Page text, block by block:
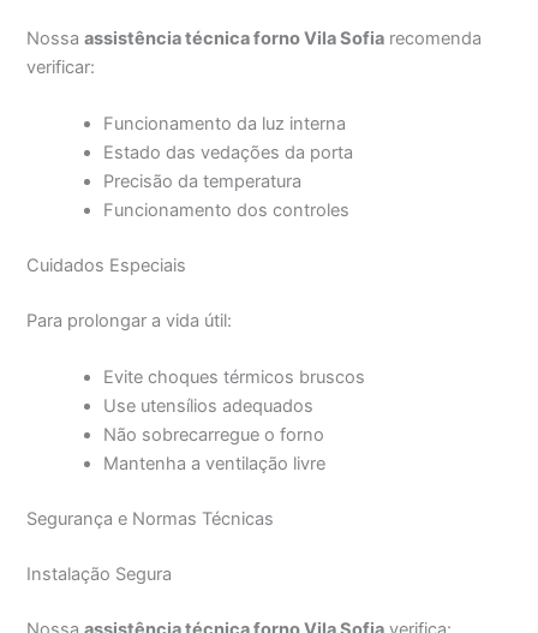
Nossaassistência técnica forno Vila Sofia recomenda
verificar:
Funcionamento da luz interna
Estado das vedações da porta
Precisão da temperatura
Funcionamento dos controles
Cuidados Especiais
Para prolongar a vida útil:
Evite choques térmicos bruscos
Use utensílios adequados
Não sobrecarregue o forno
Mantenha a ventilação livre
Segurança e Normas Técnicas
Instalação Segura